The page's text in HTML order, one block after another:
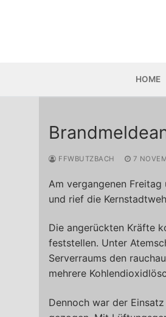
HOME
FFWBUTZBACH 7
Am vergangenen
und rief die
Die angerückten Kräfte
feststellen. Unter
Serverraums den
mehrere
Dennoch war der